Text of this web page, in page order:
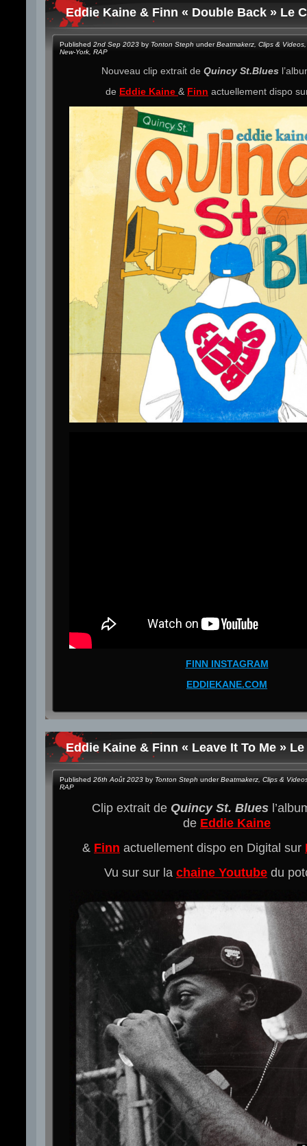
Eddie Kaine & Finn « Double Back » Le
Published 2nd Sep 2023 by Tonton Steph underBeatmakerz Clips & Videos
New-York RAP
Nouveau clip extrait de Quincy St.Blues
de Eddie Kaine & Finn actuellement dispo
FINN INSTAGRAM
EDDIEKANE.COM
Eddie Kaine & Finn « Leave It To Me »
Published 26th Août 2023 by Tonton Steph underBeatmakerz Clips &
RAP
Clip extrait de Quincy St. Blues
de Eddie Kaine
& Finn actuellement dispo en Digital sur
Vu sur sur la chaine Youtube du